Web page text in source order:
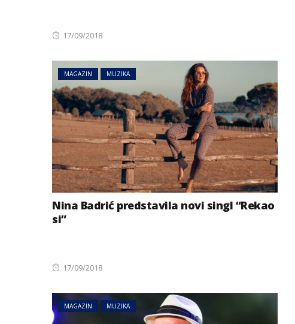
Posted
17/09/2018
MAGAZIN MUZIKA
Nina Badrić predstavila novi singl “Rekao
si”
Posted
17/09/2018
MAGAZIN MUZIKA